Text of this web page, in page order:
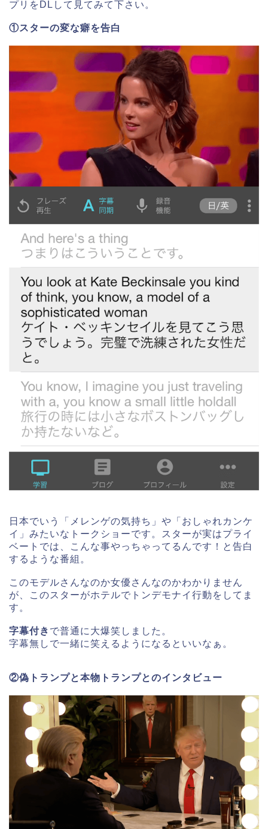
プリをDLして見てみて下さい。
①スターの変な癖を告白
日本でいう「メレンゲの気持ち」や「おしゃれカンケ
イ」みたいなトークショーです。スターが実はプライ
ベートでは、こんな事やっちゃってるんです！と告白
するような番組。
このモデルさんなのか女優さんなのかわかりません
が、このスターがホテルでトンデモナイ行動をしてま
す。
字幕付き で普通に大爆笑しました。
字幕無しで一緒に笑えるようになるといいなぁ。
②偽トランプと本物トランプとのインタビュー